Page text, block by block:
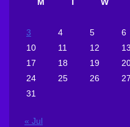
3
4 5 6
10
11 12 13
17
18 19
24
25 26 27
31
« Jul